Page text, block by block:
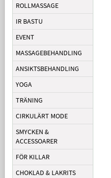
ROLLMASSAGE
IR BASTU
EVENT
MASSAGEBEHANDLING
ANSIKTSBEHANDLING
YOGA
TRÄNING
CIRKULÄRT MODE
SMYCKEN &
ACCESSOARER
FÖR KILLAR
CHOKLAD & LAKRITS